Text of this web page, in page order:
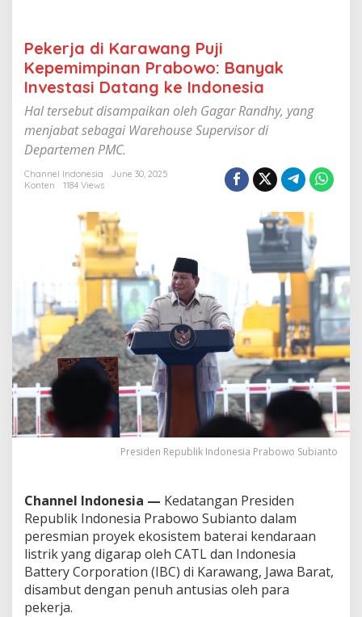
K
e
e
m
i
m
n
r
a
b
o
w
:
B
a
n
y
a
k
I
v
t
a
s
i
D
a
t
Pekerja di Karawang Puji
Kepemimpinan Prabowo: Banyak
Investasi Datang ke Indonesia
Hal tersebut disampaikan oleh Gagar Randhy, yang
menjabat sebagai Warehouse Supervisor di
Departemen PMC.
Channel Indonesia
June 30, 2025
Konten
1184 Views
Presiden Republik Indonesia Prabowo Subianto
Channel Indonesia — Kedatangan Presiden
Republik Indonesia Prabowo Subianto dalam
peresmian proyek ekosistem baterai kendaraan
listrik yang digarap oleh CATL dan Indonesia
Battery Corporation (IBC) di Karawang, Jawa Barat,
disambut dengan penuh antusias oleh para
pekerja.